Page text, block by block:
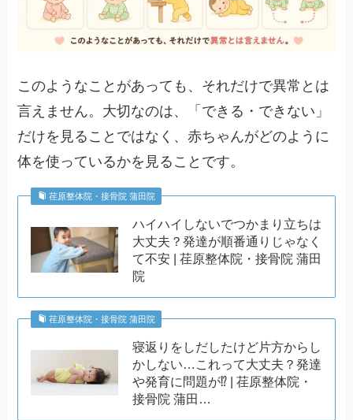
このようなことがあっても、それだけで異常とは
言えません。大切なのは、「できる・できない」
だけを見ることではなく、赤ちゃんがどのように
体を使っているかを見ることです。
荏原整体院・接骨院 蒲田院
ハイハイしないでつかまり立ちは
大丈夫？発達が順番通りじゃなく
て不安 | 荏原整体院・接骨院 蒲田
院
荏原整体院・接骨院 蒲田院
寝返りをしだしたけど片方からし
かしない…これって大丈夫？発達
や発育に問題が⁉ | 荏原整体院・
接骨院 蒲田…